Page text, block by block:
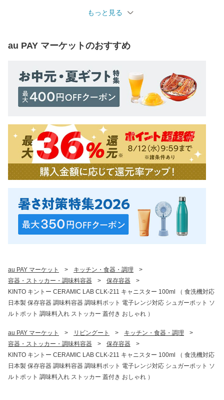
もっと見る
au PAY マーケットのおすすめ
au PAY マーケット > キッチン・食器・調理
>
容器・ストッカー・調味料容器
> 保存容器
>
KINTO キントー CERAMIC LAB CLK-211 キャニスター 100ml （ 食洗機対応
日本製 保存容器 調味料容器 調味料ポット 電子レンジ対応 シュガーポット ソ
ルトポット 調味料入れ ストッカー 蓋付き おしゃれ ）
au PAY マーケット > リビングート > キッチン・食器・調理
>
容器・ストッカー・調味料容器
> 保存容器
>
KINTO キントー CERAMIC LAB CLK-211 キャニスター 100ml （ 食洗機対応
日本製 保存容器 調味料容器 調味料ポット 電子レンジ対応 シュガーポット ソ
ルトポット 調味料入れ ストッカー 蓋付き おしゃれ ）